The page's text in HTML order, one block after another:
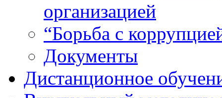
организацией
“Борьба с
Документы
Дистанционное